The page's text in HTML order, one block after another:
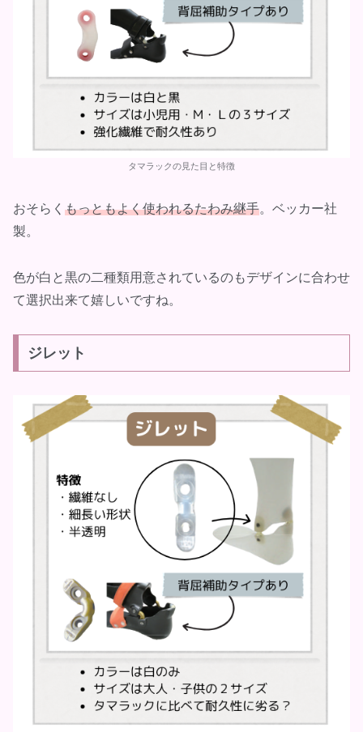
タマラックの見た目と特徴
おそらく もっともよく使われるたわみ継手。ベッカー社
製。
色が白と黒の二種類用意されているのもデザインに合わせ
て選択出来て嬉しいですね。
ジレット